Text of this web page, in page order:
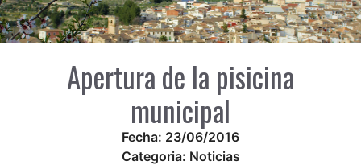
Apertura de la pisicina
municipal
Fecha: 23/06/2016
Categoria: Noticias